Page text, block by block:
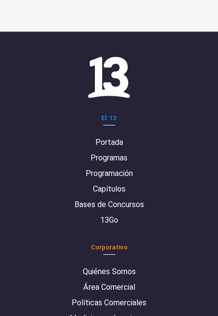
El 13
Portada
Programas
Programación
Capítulos
Bases de Concursos
13Go
Corporativo
Quiénes Somos
Área Comercial
Políticas Comerciales